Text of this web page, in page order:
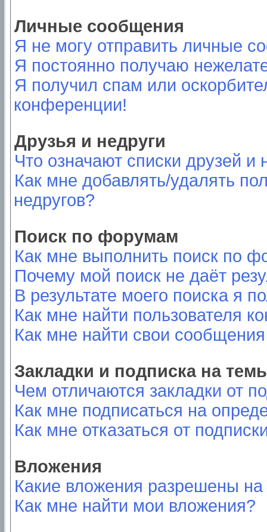
Личные сообщения
Я не могу отправить личные
Я постоянно получаю
Я получил спам или
конференции!
Друзья и недруги
Что означают списки друзей и
Как мне добавлять/удалять
недругов?
Поиск по форумам
Как мне выполнить поиск по
Почему мой поиск не даёт
В результате моего поиска я
Как мне найти пользователя
Как мне найти свои
Закладки и подписка на
Чем отличаются закладки от
Как мне подписаться на
Как мне отказаться от
Вложения
Какие вложения разрешены
Как мне найти мои вложения?